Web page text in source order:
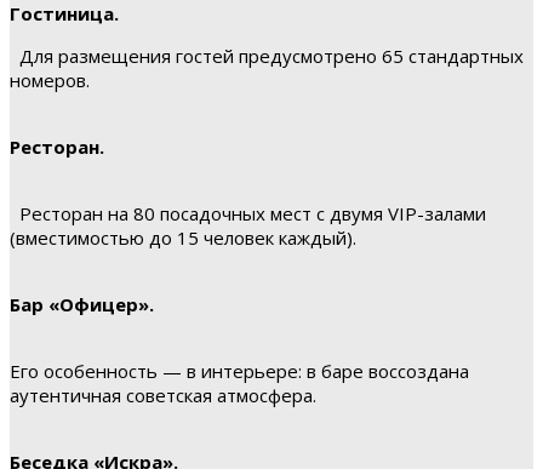
Гостиница.
Для размещения гостей предусмотрено 65 стандартных
номеров.
Ресторан.
Ресторан на 80 посадочных мест с двумя VIP-залами
(вместимостью до 15 человек каждый).
Бар «Офицер».
Его особенность — в интерьере: в баре воссоздана
аутентичная советская атмосфера.
Беседка «Искра».